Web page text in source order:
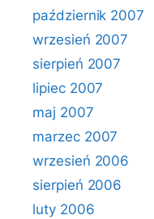
październik 2007
wrzesień 2007
sierpień 2007
lipiec 2007
maj 2007
marzec 2007
wrzesień 2006
sierpień 2006
luty 2006